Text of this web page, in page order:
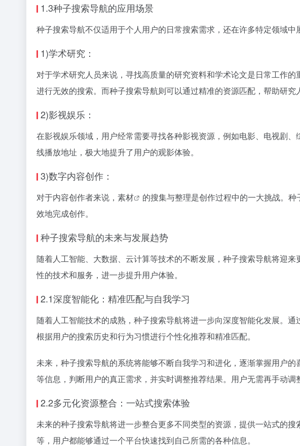
1.3种子搜索导航的应用场景
种子搜索导航不仅适用于个人用户的日常搜索需求，还在许多特定领域中
1)学术研究：
对于学术研究人员来说，寻找高质量的研究资料和学术论文是日常工作
进行无效的搜索。而种子搜索导航则可以通过精准的资源匹配，帮助研
2)影视娱乐：
在影视娱乐领域，用户经常需要寻找各种影视资源，例如电影、电视剧
线播放地址，极大地提升了用户的观影体验。
3)数字内容创作：
对于内容创作者来说， 素材
的搜集与整理是创作过程中的一大挑战。
效地完成创作。
种子搜索导航的未来与发展趋势
随着人工智能、大数据、云计算等技术的不断发展，种子搜索导航将迎
性的技术和服务，进一步提升用户体验。
2.1深度智能化：精准匹配与自我学习
随着人工智能技术的成熟，种子搜索导航将进一步向深度智能化发展。
根据用户的搜索历史和行为习惯进行个性化推荐和精准匹配。
未来，种子搜索导航的系统将能够不断自我学习和进化，逐渐掌握用户
等信息，判断用户的真正需求，并实时调整推荐结果。用户无需再手动调
2.2多元化资源整合：一站式搜索体验
未来的种子搜索导航将进一步整合更多不同类型的资源，提供一站式的
等，用户都能够通过一个平台快速找到自己所需的各种信息。